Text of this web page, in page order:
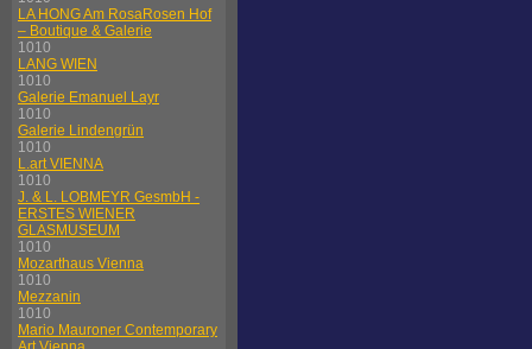
LA HONG Am RosaRosen Hof
– Boutique & Galerie
1010
LANG WIEN
1010
Galerie Emanuel Layr
1010
Galerie Lindengrün
1010
L.art VIENNA
1010
J. & L. LOBMEYR GesmbH -
ERSTES WIENER
GLASMUSEUM
1010
Mozarthaus Vienna
1010
Mezzanin
1010
Mario Mauroner Contemporary